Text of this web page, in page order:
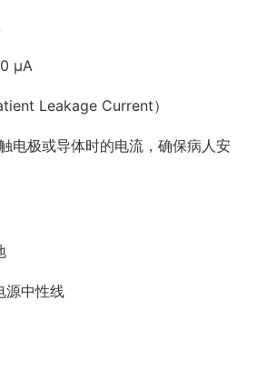
µA
Leakage Current）
电极或导体时的电流，确保病人安
中性线